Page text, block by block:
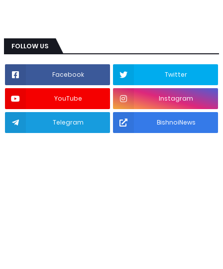
FOLLOW US
Facebook Twitter
YouTube Instagram
Telegram BishnoiNews